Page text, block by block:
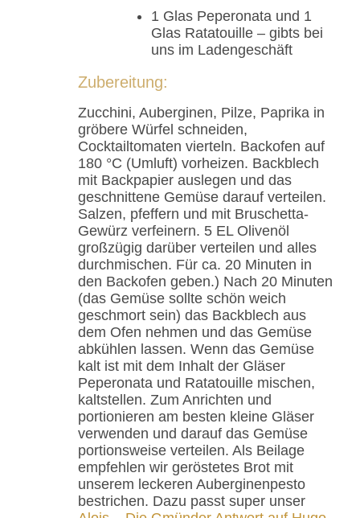
1 Glas Peperonata und 1
Glas Ratatouille – gibts bei
uns im Ladengeschäft
Zubereitung:
Zucchini, Auberginen, Pilze, Paprika in
gröbere Würfel schneiden,
Cocktailtomaten vierteln. Backofen auf
180 °C (Umluft) vorheizen. Backblech
mit Backpapier auslegen und das
geschnittene Gemüse darauf verteilen.
Salzen, pfeffern und mit Bruschetta-
Gewürz verfeinern. 5 EL Olivenöl
großzügig darüber verteilen und alles
durchmischen. Für ca. 20 Minuten in
den Backofen geben.) Nach 20 Minuten
(das Gemüse sollte schön weich
geschmort sein) das Backblech aus
dem Ofen nehmen und das Gemüse
abkühlen lassen. Wenn das Gemüse
kalt ist mit dem Inhalt der Gläser
Peperonata und Ratatouille mischen,
kaltstellen. Zum Anrichten und
portionieren am besten kleine Gläser
verwenden und darauf das Gemüse
portionsweise verteilen. Als Beilage
empfehlen wir geröstetes Brot mit
unserem leckeren Auberginenpesto
bestrichen. Dazu passt super unser